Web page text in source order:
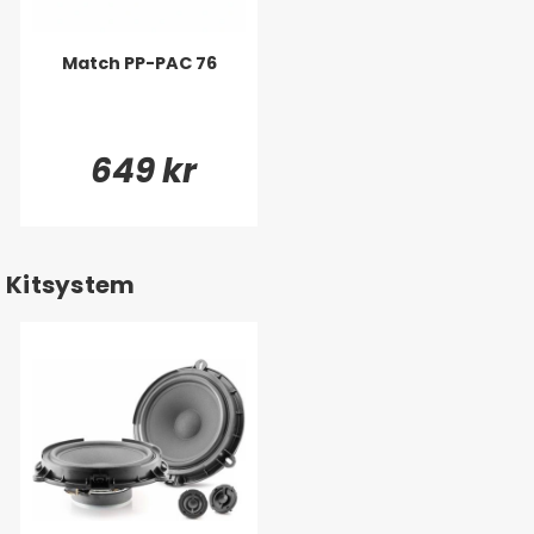
Match PP-PAC 76
649 kr
Kitsystem